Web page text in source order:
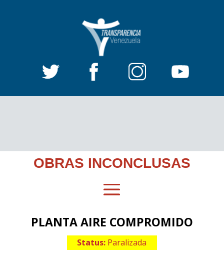
OBRAS INCONCLUSAS
PLANTA AIRE COMPROMIDO
Status: Paralizada